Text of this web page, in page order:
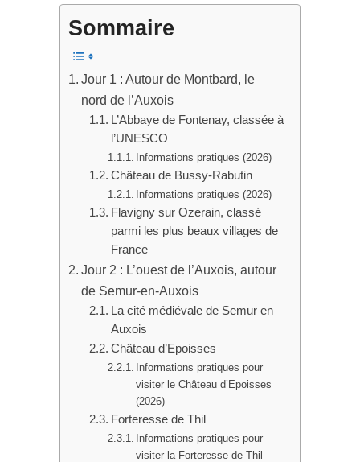
Sommaire
Jour 1 : Autour de Montbard, le
nord de l’Auxois
L’Abbaye de Fontenay, classée à
l’UNESCO
Informations pratiques (2026)
Château de Bussy-Rabutin
Informations pratiques (2026)
Flavigny sur Ozerain, classé
parmi les plus beaux villages de
France
Jour 2 : L’ouest de l’Auxois, autour
de Semur-en-Auxois
La cité médiévale de Semur en
Auxois
Château d’Epoisses
Informations pratiques pour
visiter le Château d’Epoisses
(2026)
Forteresse de Thil
Informations pratiques pour
visiter la Forteresse de Thil